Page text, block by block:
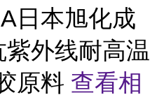
日本旭化成
外线耐高温
原料 查看相